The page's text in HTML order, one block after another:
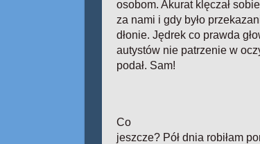
osobom. Akurat klęczał
za nami i gdy było
dłonie. Jędrek co prawda
autystów nie patrzenie w
podał. Sam!
Co
jeszcze? Pół dnia robiłam